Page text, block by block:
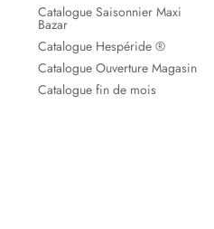
Catalogue Saisonnier Maxi
Bazar
Catalogue Hespéride ®
Catalogue Ouverture Magasin
Catalogue fin de mois